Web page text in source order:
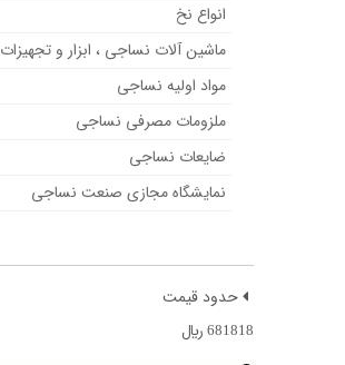
انواع نخ
ماشین آلات نساجی ، ابزار و تجهیزات
مواد اولیه نساجی
ملزومات مصرفی نساجی
ضایعات نساجی
نمایشگاه مجازی صنعت نساجی
حدود قیمت
681818 ﷼